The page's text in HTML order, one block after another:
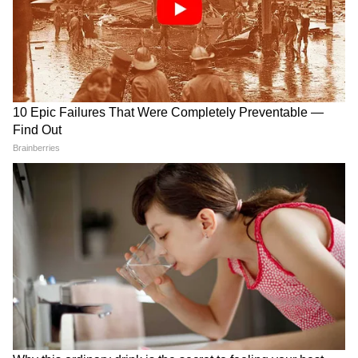
মৌলিক মনস্তাত্ত্বিক প্রয়োজনীয়তার জন্য হুমকি সৃষ্টি
করতে পারে, যার মধ্যে রয়েছে আত্মসম্মান,
জীবনের উদ্দেশ্যের অনুভূতি, নিয়ন্ত্রণ এবং স্বত্ব। এটি
মানুষকে নিকৃষ্ট, বিচ্ছিন্ন এবং এড়িয়ে যাওয়া বোধ
করতে পারে।
LATEST VIDEOS
Suvendu Adhikari: ভবানীপুরের গুরুদ্বারে
গিয়ে বড় কথা মুখ্যমন্ত্রী শুভেন্দুর, হৃদয়
Balurghat | ফোনে শেষ কথাতেই আঁতকে
উঠলেন দাদা! | Dakshin Dinajpur News |
Asianet News Bangla